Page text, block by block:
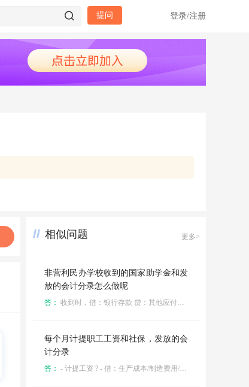
登录/注册
提问
相似问题 更多>
非营利民办学校收到的国家助学金和发
放的会计分录怎么做呢
答： 收到时，借：银行存款 贷：其他应付款--助学金； 发放时：借：其他应付款--助学金 贷：银行存款
每个月计提职工工资和社保，发放的会
计分录
答： - 计提工资 ? - 借：生产成本/制造费用/管理费用/销售费用/研发支出（按部门归集） ? - 贷：应付职工薪酬—工资